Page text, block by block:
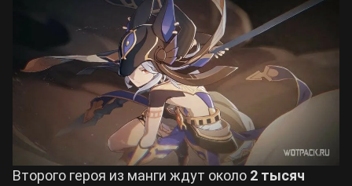
Второго героя из манги ждут около 2 тысяч